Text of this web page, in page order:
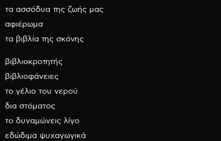
τα ασσόδυα της ζωής μας
αφιέρωμα
τα βιβλία της σκόνης
βιβλιοκροτητής
βιβλιοφάνειες
το γέλιο του νερού
δια στόματος
το δυναμώνεις λίγο
εδώδιμα ψυχαγωγικά